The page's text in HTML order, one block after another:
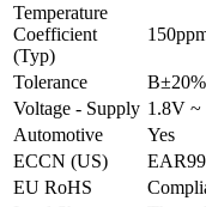
Temperature
Coefficient
(Typ)
Tolerance
В±20%
Voltage - Supply 1.8V ~
Automotive
Yes
ECCN (US)
EAR99
EU RoHS